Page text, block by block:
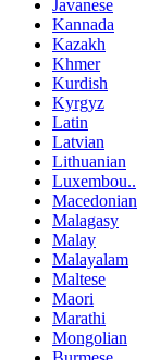
Javanese
Kannada
Kazakh
Khmer
Kurdish
Kyrgyz
Latin
Latvian
Lithuanian
Luxembou..
Macedonian
Malagasy
Malay
Malayalam
Maltese
Maori
Marathi
Mongolian